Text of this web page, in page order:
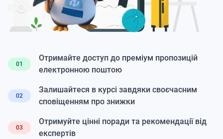
01
Отримайте доступ до преміум пропозицій
електронною поштою
02
Залишайтеся в курсі завдяки своєчасним
сповіщенням про знижки
03
Отримуйте цінні поради та рекомендації від
експертів